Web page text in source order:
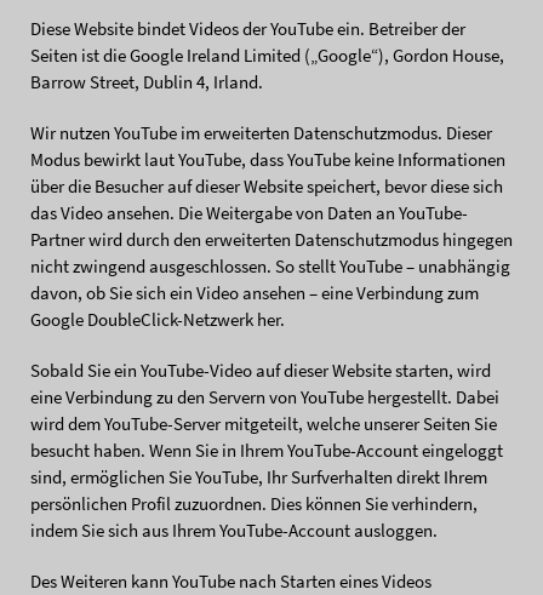
Diese Website bindet Videos der YouTube ein. Betreiber der
Seiten ist die Google Ireland Limited („Google“), Gordon House,
Barrow Street, Dublin 4, Irland.
Wir nutzen YouTube im erweiterten Datenschutzmodus. Dieser
Modus bewirkt laut YouTube, dass YouTube keine Informationen
über die Besucher auf dieser Website speichert, bevor diese sich
das Video ansehen. Die Weitergabe von Daten an YouTube-
Partner wird durch den erweiterten Datenschutzmodus hingegen
nicht zwingend ausgeschlossen. So stellt YouTube – unabhängig
davon, ob Sie sich ein Video ansehen – eine Verbindung zum
Google DoubleClick-Netzwerk her.
Sobald Sie ein YouTube-Video auf dieser Website starten, wird
eine Verbindung zu den Servern von YouTube hergestellt. Dabei
wird dem YouTube-Server mitgeteilt, welche unserer Seiten Sie
besucht haben. Wenn Sie in Ihrem YouTube-Account eingeloggt
sind, ermöglichen Sie YouTube, Ihr Surfverhalten direkt Ihrem
persönlichen Profil zuzuordnen. Dies können Sie verhindern,
indem Sie sich aus Ihrem YouTube-Account ausloggen.
Des Weiteren kann YouTube nach Starten eines Videos